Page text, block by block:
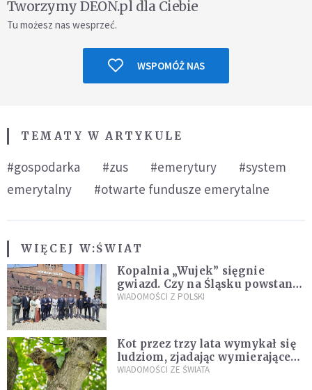
Tworzymy DEON.pl dla Ciebie
Tu możesz nas wesprzeć.
WSPOMÓŻ NAS
TEMATY W ARTYKULE
#gospodarka #zus #emerytury
#system
emerytalny
#otwarte fundusze emerytalne
WIĘCEJ W:ŚWIAT
Kopalnia „Wujek” sięgnie
gwiazd. Czy na Śląsku powstanie
„Dolina Krzemowa”?
WIADOMOŚCI Z POLSKI
Kot przez trzy lata wymykał się
ludziom, zjadając wymierające
kaczki. W końcu popełnił
WIADOMOŚCI ZE ŚWIATA